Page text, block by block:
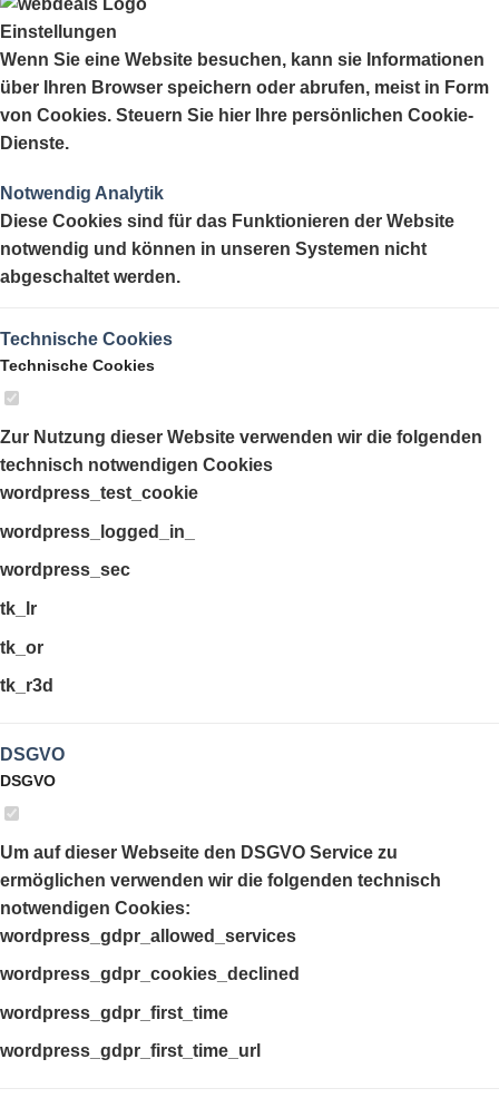
Einstellungen
Wenn Sie eine Website besuchen, kann sie Informationen
über Ihren Browser speichern oder abrufen, meist in Form
von Cookies. Steuern Sie hier Ihre persönlichen Cookie-
Dienste.
Notwendig Analytik
Diese Cookies sind für das Funktionieren der Website
notwendig und können in unseren Systemen nicht
abgeschaltet werden.
Technische Cookies
Technische Cookies
Zur Nutzung dieser Website verwenden wir die folgenden
technisch notwendigen Cookies
wordpress_test_cookie
wordpress_logged_in_
wordpress_sec
tk_lr
tk_or
tk_r3d
DSGVO
DSGVO
Um auf dieser Webseite den DSGVO Service zu
ermöglichen verwenden wir die folgenden technisch
notwendigen Cookies:
wordpress_gdpr_allowed_services
wordpress_gdpr_cookies_declined
wordpress_gdpr_first_time
wordpress_gdpr_first_time_url